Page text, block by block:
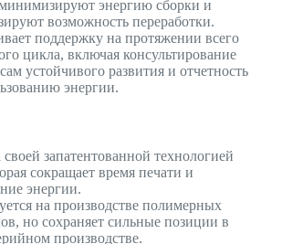
энергию сборки и
возможность переработки.
поддержку на протяжении всего
цикла, включая консультирование
устойчивого развития и отчетность
энергии.
своей запатентованной технологией
сокращает время печати и
энергии.
на производстве полимерных
но сохраняет сильные позиции в
производстве.